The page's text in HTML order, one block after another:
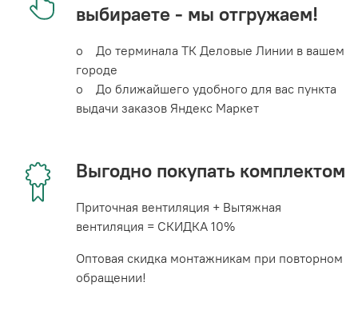
выбираете - мы отгружаем!
o До терминала ТК Деловые Линии в вашем
городе
o До ближайшего удобного для вас пункта
выдачи заказов Яндекс Маркет
Выгодно покупать комплектом
Приточная вентиляция + Вытяжная
вентиляция = СКИДКА 10%
Оптовая скидка монтажникам при повторном
обращении!